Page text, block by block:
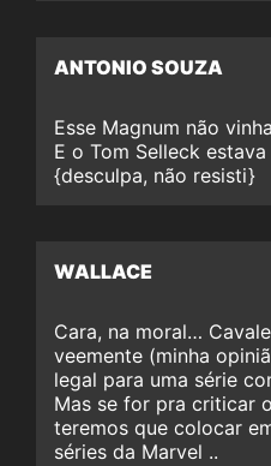
ANTONIO SOUZA
Esse Magnum não
E o Tom Selleck
{desculpa, não resisti}
WALLACE
Cara, na moral…
veemente (minha
legal para uma série
Mas se for pra criticar
teremos que colocar
séries da Marvel ..